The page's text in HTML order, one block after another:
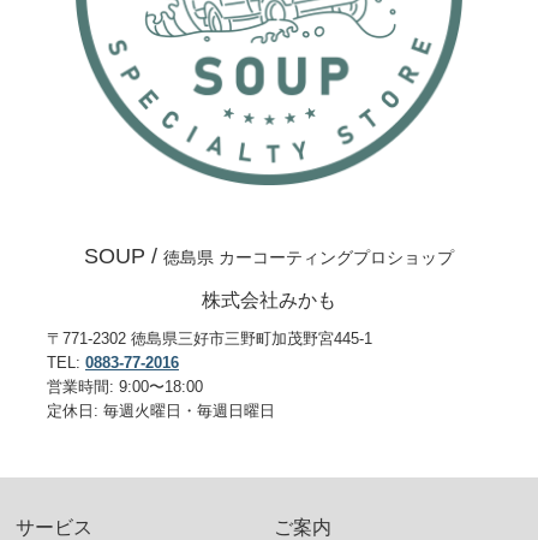
SOUP / 徳島県 カーコーティングプロショップ
株式会社みかも
〒771-2302 徳島県三好市三野町加茂野宮445-1
TEL: 0883-77-2016
営業時間: 9:00〜18:00
定休日: 毎週火曜日・毎週日曜日
サービス
ご案内